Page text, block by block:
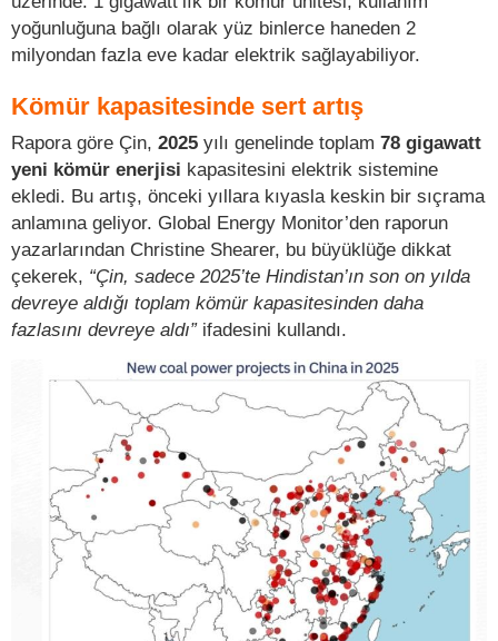
yoğunluğuna bağlı olarak yüz binlerce haneden 2
milyondan fazla eve kadar elektrik sağlayabiliyor.
Kömür kapasitesinde sert artış
Rapora göre Çin, 2025 yılı genelinde toplam 78 gigawatt
yeni kömür enerjisi kapasitesini elektrik sistemine
ekledi. Bu artış, önceki yıllara kıyasla keskin bir sıçrama
anlamına geliyor. Global Energy Monitor’den raporun
yazarlarından Christine Shearer, bu büyüklüğe dikkat
çekerek, “Çin, sadece 2025’te Hindistan’ın son on yılda
devreye aldığı toplam kömür kapasitesinden daha
fazlasını devreye aldı” ifadesini kullandı.